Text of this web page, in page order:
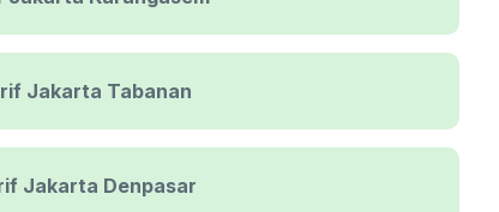
Jakarta Tabanan
Jakarta Denpasar